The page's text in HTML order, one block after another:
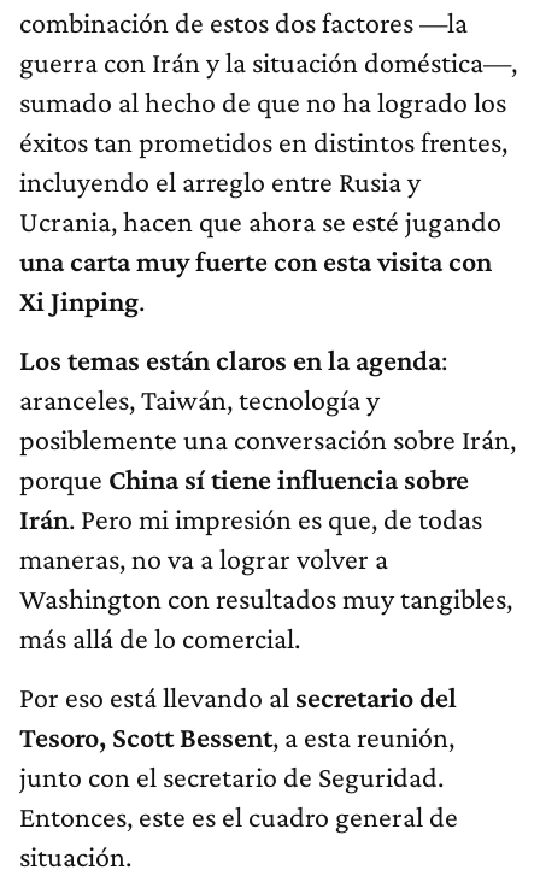
combinación de estos dos factores —la
guerra con Irán y la situación doméstica—,
sumado al hecho de que no ha logrado los
éxitos tan prometidos en distintos frentes,
incluyendo el arreglo entre Rusia y
Ucrania, hacen que ahora se esté jugando
una carta muy fuerte con esta visita con
Xi Jinping.
Los temas están claros en la agenda:
aranceles, Taiwán, tecnología y
posiblemente una conversación sobre Irán,
porque China sí tiene influencia sobre
Irán. Pero mi impresión es que, de todas
maneras, no va a lograr volver a
Washington con resultados muy tangibles,
más allá de lo comercial.
Por eso está llevando al secretario del
Tesoro, Scott Bessent, a esta reunión,
junto con el secretario de Seguridad.
Entonces, este es el cuadro general de
situación.